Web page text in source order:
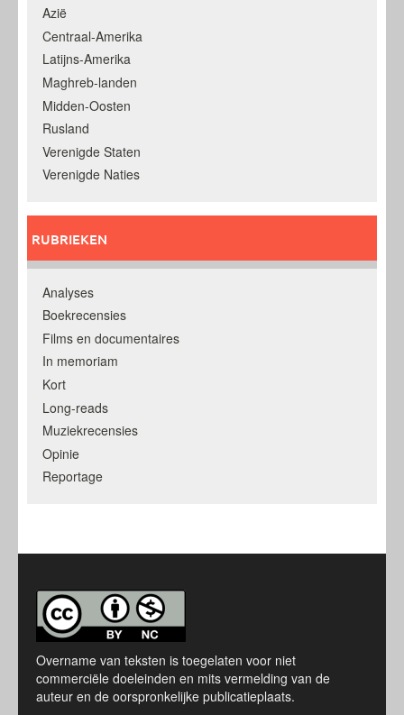
Azië
Centraal-Amerika
Latijns-Amerika
Maghreb-landen
Midden-Oosten
Rusland
Verenigde Staten
Verenigde Naties
RUBRIEKEN
Analyses
Boekrecensies
Films en documentaires
In memoriam
Kort
Long-reads
Muziekrecensies
Opinie
Reportage
Overname van teksten is toegelaten voor niet
commerciële doeleinden en mits vermelding van de
auteur en de oorspronkelijke publicatieplaats.